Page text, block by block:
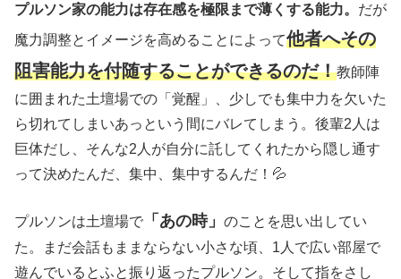
プルソン家の能力は存在感を極限まで薄くする能力。 だが
魔力調整とイメージを高めることによって他者へその
阻害能力を付随することができるのだ！教師陣
に囲まれた土壇場での「覚醒」、少しでも集中力を欠いた
ら切れてしまいあっという間にバレてしまう。後輩2人は
巨体だし、そんな2人が自分に託してくれたから隠し通す
って決めたんだ、集中、集中するんだ！💦
プルソンは土壇場で 「あの時」 のことを思い出してい
た。まだ会話もままならない小さな頃、1人で広い部屋で
遊んでいるとふと振り返ったプルソン。そして指をさし